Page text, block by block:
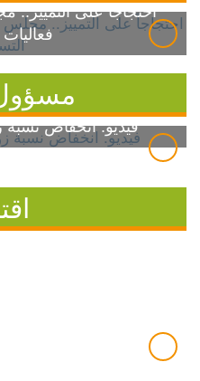
احتجاجاً على
فيديو: انخفاض نسبة